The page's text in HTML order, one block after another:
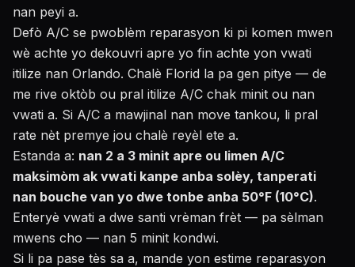
nan peyi a.
Defò A/C se pwoblèm reparasyon ki pi komen mwen
wè achte yo dekouvri apre yo fin achte yon vwati
itilize nan Orlando. Chalè Florid la pa gen pitye — de
me rive oktòb ou pral itilize A/C chak minit ou nan
vwati a. Si A/C a mawjinal nan move tankou, li pral
rate nèt premye jou chalè reyèl ete a.
Estanda a: nan 2 a 3 minit apre ou limen A/C
maksimòm ak vwati kanpe anba solèy, tanperati
nan bouche van yo dwe tonbe anba 50°F (10°C).
Enteryè vwati a dwe santi vrèman frèt — pa sèlman
mwens cho — nan 5 minit kondwi.
Si li pa pase tès sa a, mande yon estime reparasyon